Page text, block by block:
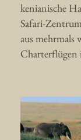
kenianische
Safari-
aus
Charterflügen